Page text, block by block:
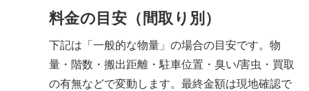
料金の目安（間取り別）
下記は「一般的な物量」の場合の目安です。物
量・階数・搬出距離・駐車位置・臭い/害虫・買取
の有無などで変動します。最終金額は現地確認で